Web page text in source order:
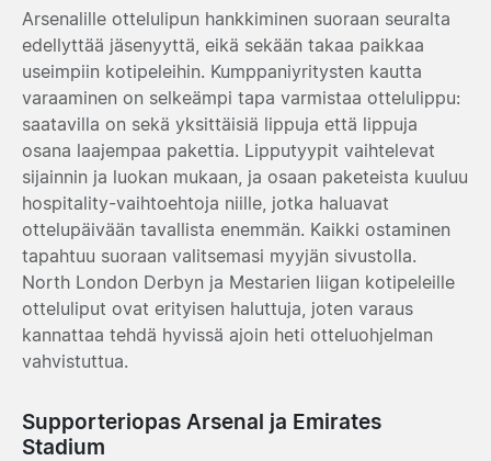
Arsenalille ottelulipun hankkiminen suoraan seuralta
edellyttää jäsenyyttä, eikä sekään takaa paikkaa
useimpiin kotipeleihin. Kumppaniyritysten kautta
varaaminen on selkeämpi tapa varmistaa ottelulippu:
saatavilla on sekä yksittäisiä lippuja että lippuja
osana laajempaa pakettia. Lipputyypit vaihtelevat
sijainnin ja luokan mukaan, ja osaan paketeista kuuluu
hospitality-vaihtoehtoja niille, jotka haluavat
ottelupäivään tavallista enemmän. Kaikki ostaminen
tapahtuu suoraan valitsemasi myyjän sivustolla.
North London Derbyn ja Mestarien liigan kotipeleille
otteluliput ovat erityisen haluttuja, joten varaus
kannattaa tehdä hyvissä ajoin heti otteluohjelman
vahvistuttua.
Supporteriopas Arsenal ja Emirates
Stadium